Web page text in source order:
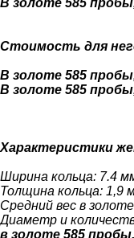
Стоимость для
В золоте 585
В золоте 585
Характеристики
Ширина кольца: 7.4
Толщина кольца: 1,9
Средний вес в
Диаметр и
в золоте 585